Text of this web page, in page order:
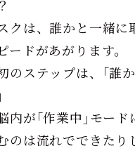
クは、誰かと一緒に
ードがあがります。
のステップは、｢誰
内が｢作業中｣モード
のは流れでできたり